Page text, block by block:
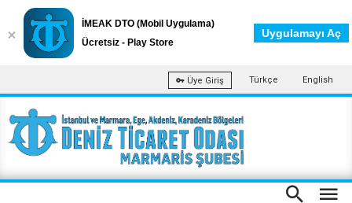
Üye Giriş Türkçe English
İMEAK DTO (Mobil Uygulama)
Ücretsiz - Play Store
Uygulamayı Aç